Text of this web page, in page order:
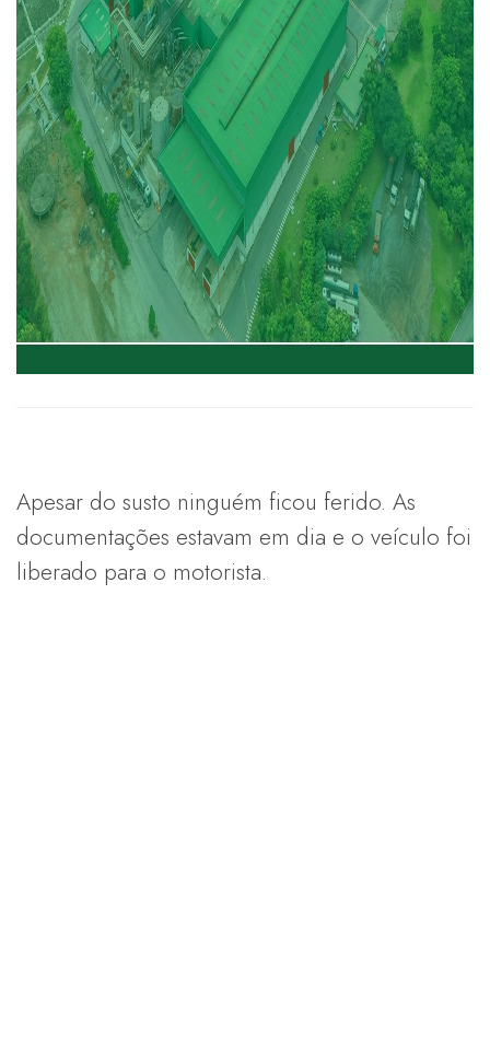
Apesar do susto ninguém ficou ferido. As
documentações estavam em dia e o veículo foi
liberado para o motorista.